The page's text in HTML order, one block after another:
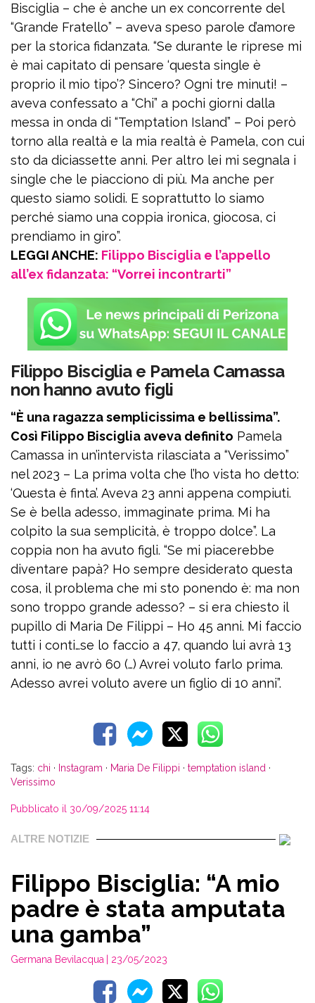
Bisciglia – che è anche un ex concorrente del
“Grande Fratello” – aveva speso parole d’amore
per la storica fidanzata. “Se durante le riprese mi
è mai capitato di pensare ‘questa single è
proprio il mio tipo’? Sincero? Ogni tre minuti! –
aveva confessato a “Chi” a pochi giorni dalla
messa in onda di “Temptation Island” – Poi però
torno alla realtà e la mia realtà è Pamela, con cui
sto da diciassette anni. Per altro lei mi segnala i
single che le piacciono di più. Ma anche per
questo siamo solidi. E soprattutto lo siamo
perché siamo una coppia ironica, giocosa, ci
prendiamo in giro”.
LEGGI ANCHE: Filippo Bisciglia e l’appello
all’ex fidanzata: “Vorrei incontrarti”
Filippo Bisciglia e Pamela Camassa
non hanno avuto figli
“È una ragazza semplicissima e bellissima”.
Così Filippo Bisciglia aveva definito Pamela
Camassa in un’intervista rilasciata a “Verissimo”
nel 2023 – La prima volta che l’ho vista ho detto:
‘Questa è finta’. Aveva 23 anni appena compiuti.
Se è bella adesso, immaginate prima. Mi ha
colpito la sua semplicità, è troppo dolce”. La
coppia non ha avuto figli. “Se mi piacerebbe
diventare papà? Ho sempre desiderato questa
cosa, il problema che mi sto ponendo è: ma non
sono troppo grande adesso? – si era chiesto il
pupillo di Maria De Filippi – Ho 45 anni. Mi faccio
tutti i conti…se lo faccio a 47, quando lui avrà 13
anni, io ne avrò 60 (…) Avrei voluto farlo prima.
Adesso avrei voluto avere un figlio di 10 anni”.
Tags: chi · Instagram · Maria De Filippi · temptation island ·
Verissimo
Pubblicato il 30/09/2025 11:14
ALTRE NOTIZIE
Filippo Bisciglia: “A mio
padre è stata amputata
una gamba”
Germana Bevilacqua | 23/05/2023